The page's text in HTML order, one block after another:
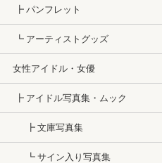
┣ パンフレット
┗ アーティストグッズ
女性アイドル・女優
┣ アイドル写真集・ムック
┣ 文庫写真集
┗ サイン入り写真集